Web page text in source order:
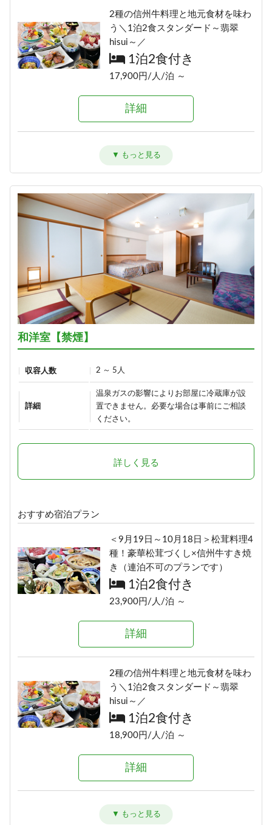
2種の信州牛料理と地元食材を味わ
う＼1泊2食スタンダード～翡翠
hisui～／
1泊2食付き
17,900円/人/泊 ～
詳細
hekiraku～／
1泊2食付き
20,100円/人/泊 ～
詳細
ひすい色の温泉の熊の湯＼1泊2食
お試しプラン～萌葱moegi～／
1泊2食付き
「りんごで育った信州牛」だけを
使った≪1泊2食最高級肉肉プラン
≫（連泊不可のプランです）
1泊2食付き
24,290円/人/泊 ～
ボリューム満点！変な肉プラン“肉
肉魚！？好きな料理を選べる”（連
泊不可のプランです）
1泊2食付き
16,700円/人/泊 ～
詳細
信州の恵み！旨味たっぷりきのこ
料理《熊の湯信州茸づくしプラ
ン》
1泊2食付き
16,700円/人/泊 ～
詳細
泊まれる ≪1泊2食ＥＣＯプラン≫
和洋室【禁煙】
収容人数 2 ～ 5人
詳細
温泉ガスの影響によりお部屋に冷蔵庫が設
置できません。必要な場合は事前にご相談
ください。
詳しく見る
おすすめ宿泊プラン
＜9月19日～10月18日＞松茸料理4
種！豪華松茸づくし×信州牛すき焼
き（連泊不可のプランです）
1泊2食付き
23,900円/人/泊 ～
詳細
2種の信州牛料理と地元食材を味わ
う＼1泊2食スタンダード～翡翠
hisui～／
1泊2食付き
18,900円/人/泊 ～
詳細